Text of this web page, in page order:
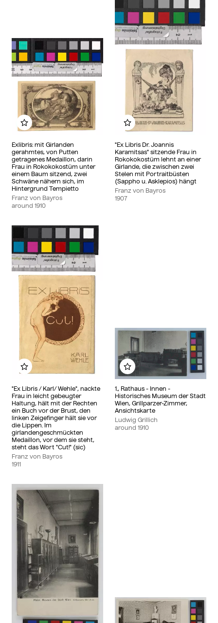
Exlibris: mit Girlanden
gerahmtes, von Putten
getragenes Medaillon, darin
Frau in Rokokokostüm unter
einem Baum sitzend, zwei
Schwäne nähern sich, im
Hintergrund Tempietto
Franz von Bayros
around 1910
Add to my album
"Ex Libris Dr. Joannis
Karamitsas" sitzende Frau in
Rokokokostüm lehnt an einer
Girlande, die zwischen zwei
Stelen mit Portraitbüsten
(Sappho u. Asklepios) hängt
Franz von Bayros
1907
Add to my album
"Ex Libris / Karl/ Wehle", nackte
Frau in leicht gebeugter
Haltung, hält mit der Rechten
ein Buch vor der Brust, den
linken Zeigefinger hält sie vor
die Lippen. Im
girlandengeschmückten
Medaillon, vor dem sie steht,
steht das Wort "Cut!" (sic)
Franz von Bayros
1911
Add to my album
1., Rathaus - Innen -
Historisches Museum der Stadt
Wien, Grillparzer-Zimmer,
Ansichtskarte
Ludwig Grillich
around 1910
Add to my album